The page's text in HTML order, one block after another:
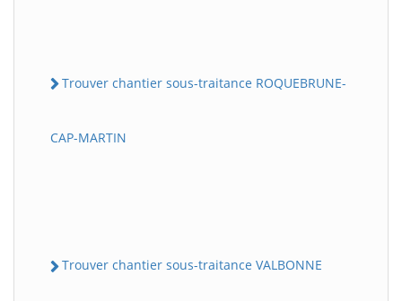
Trouver chantier sous-traitance ROQUEBRUNE-
CAP-MARTIN
Trouver chantier sous-traitance VALBONNE